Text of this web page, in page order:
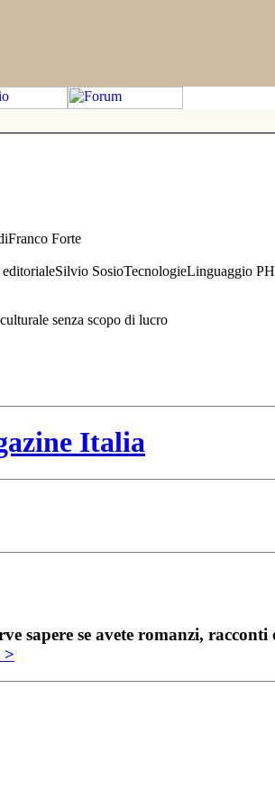
Forte
SosioTecnologieLinguaggio
senza scopo di lucro
Italia
sapere se avete romanzi,
>